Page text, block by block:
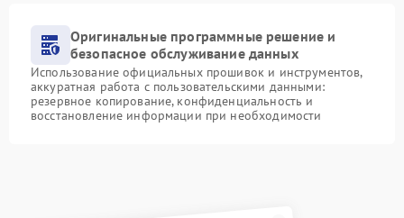
Оригинальные программные решение и
безопасное обслуживание данных
Использование официальных прошивок и инструментов,
аккуратная работа с пользовательскими данными:
резервное копирование, конфиденциальность и
восстановление информации при необходимости